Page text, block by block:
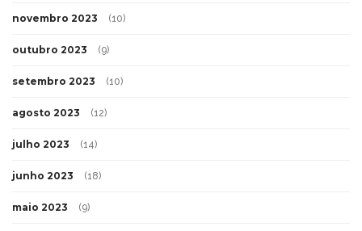
novembro 2023 (10)
outubro 2023 (9)
setembro 2023 (10)
agosto 2023 (12)
julho 2023 (14)
junho 2023 (18)
maio 2023 (9)